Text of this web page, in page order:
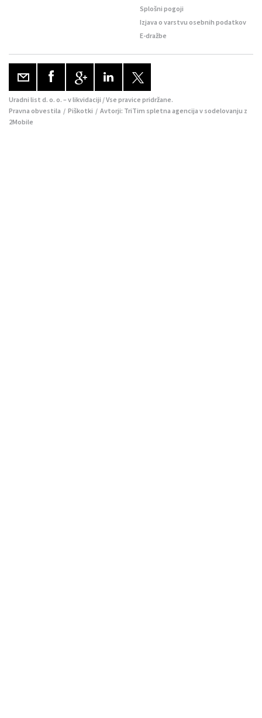
Splošni pogoji
Izjava o varstvu osebnih podatkov
E-dražbe
Uradni list d. o. o. – v likvidaciji / Vse pravice pridržane.
Pravna obvestila / Piškotki / Avtorji: TriTim spletna agencija v sodelovanju z
2Mobile